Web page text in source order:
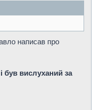
написав про
був вислуханий за